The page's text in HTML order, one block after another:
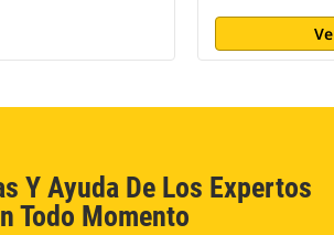
Y Ayuda De Los Expertos
Todo Momento